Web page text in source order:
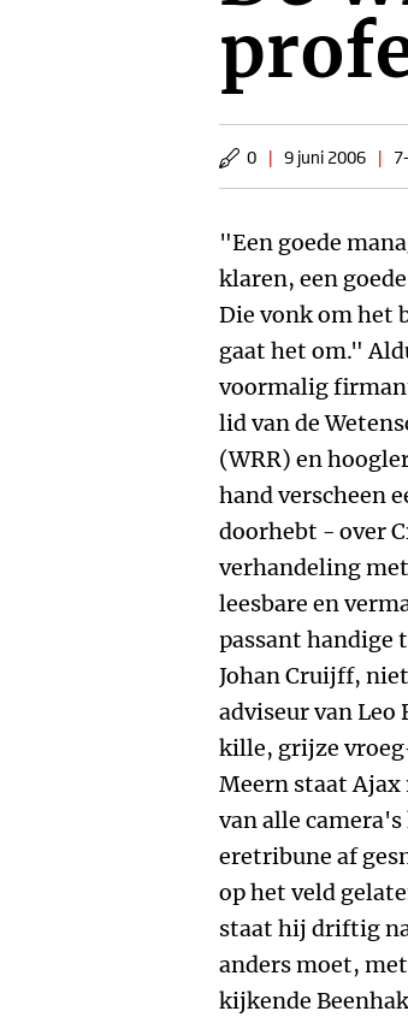
0 | 9 juni 2006 |
"Een goede
klaren, een
Die vonk om het
gaat het om."
voormalig
lid van de
(WRR) en
hand verscheen
doorhebt - over
verhandeling
leesbare en
passant handige
Johan Cruijff,
adviseur van Leo
kille, grijze
Meern staat Ajax
van alle
eretribune af
op het veld
staat hij driftig
anders moet,
kijkende